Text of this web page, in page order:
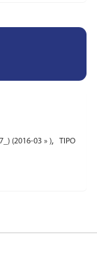
(2016-03 » ),
TIPO